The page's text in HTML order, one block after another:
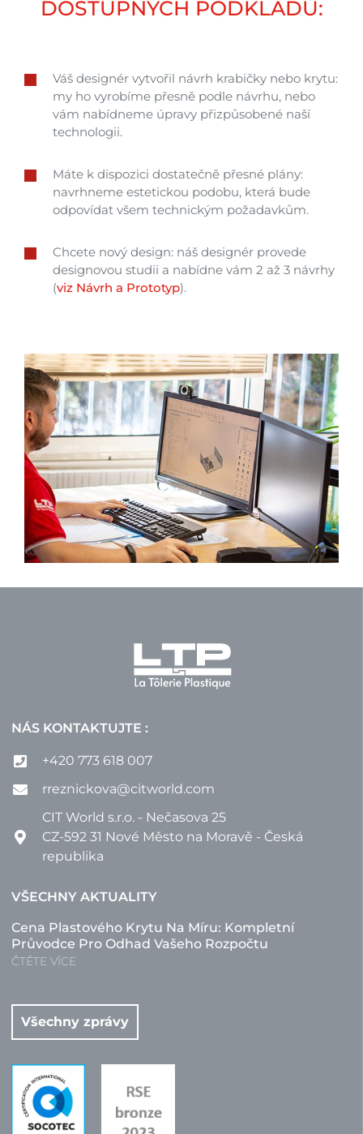
DOSTUPNÝCH PODKLADŮ:
Váš designér vytvořil návrh krabičky nebo krytu:
my ho vyrobíme přesně podle návrhu, nebo
vám nabídneme úpravy přizpůsobené naší
technologii.
Máte k dispozici dostatečně přesné plány:
navrhneme estetickou podobu, která bude
odpovídat všem technickým požadavkům.
Chcete nový design: náš designér provede
designovou studii a nabídne vám 2 až 3 návrhy
(viz Návrh a Prototyp).
NÁS KONTAKTUJTE :
+420 773 618 007
rreznickova@citworld.com
CIT World s.r.o. - Nečasova 25
CZ-592 31 Nové Město na Moravě - Česká
republika
VŠECHNY AKTUALITY
Cena Plastového Krytu Na Míru: Kompletní
Průvodce Pro Odhad Vašeho Rozpočtu
ČTĚTE VÍCE
Všechny zprávy